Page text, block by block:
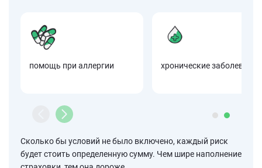
помощь при аллергии хронические заболевания
Сколько бы условий не было включено, каждый риск
будет стоить определенную сумму. Чем шире наполнение